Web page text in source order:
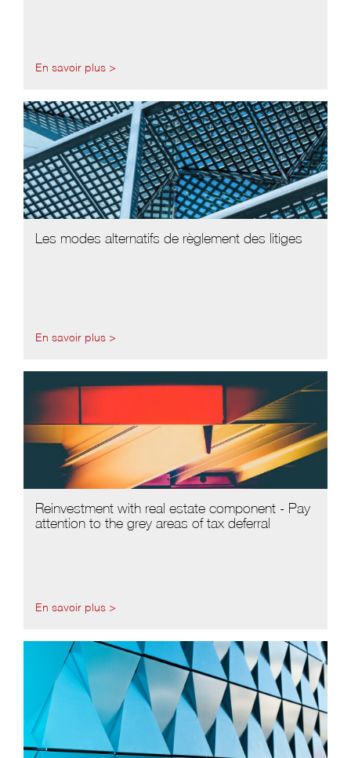
En savoir plus >
Les modes alternatifs de règlement des litiges
En savoir plus >
Reinvestment with real estate component - Pay
attention to the grey areas of tax deferral
En savoir plus >